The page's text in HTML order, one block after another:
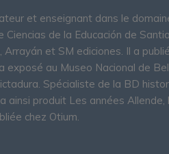
et enseignant dans le
Ciencias de la Educación de
et SM ediciones. Il a
exposé au Museo Nacional de
Spécialiste de la BD
produit Les années Allende,
chez Otium.